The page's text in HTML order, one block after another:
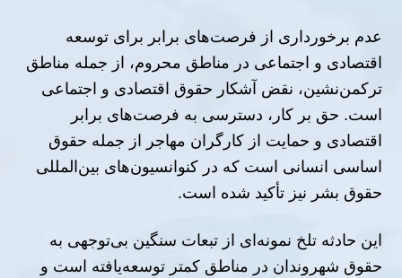
عدم برخورداری از فرصت‌های برابر برای توسعه
اقتصادی و اجتماعی در مناطق محروم، از جمله مناطق
ترکمن‌نشین، نقض آشکار حقوق اقتصادی و اجتماعی
است. حق بر کار، دسترسی به فرصت‌های برابر
اقتصادی و حمایت از کارگران مهاجر از جمله حقوق
اساسی انسانی است که در کنوانسیون‌های بین‌المللی
حقوق بشر نیز تأکید شده است.
این حادثه تلخ نمونه‌ای از تبعات سنگین بی‌توجهی به
حقوق شهروندان در مناطق کمتر توسعه‌یافته است و